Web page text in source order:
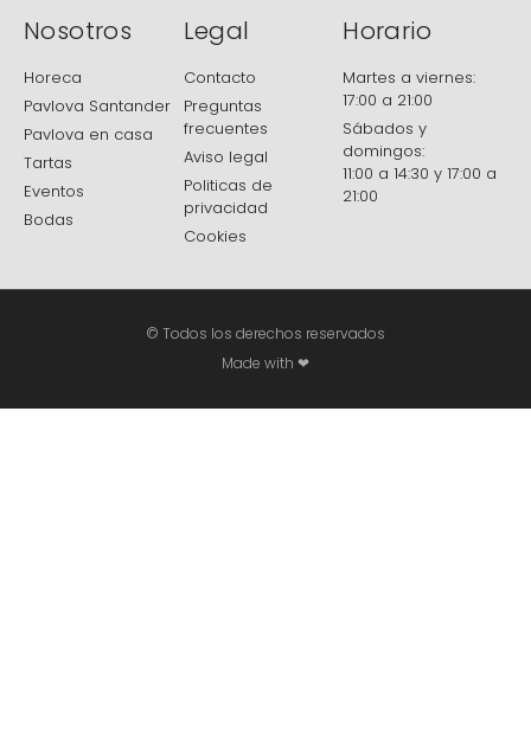
Nosotros
Horeca
Pavlova Santander
Pavlova en casa
Tartas
Eventos
Bodas
Legal
Contacto
Preguntas
frecuentes
Aviso legal
Politicas de
privacidad
Cookies
Horario
Martes a viernes:
17:00 a 21:00
Sábados y
domingos:
11:00 a 14:30 y 17:00 a
21:00
© Todos los derechos reservados
Made with ❤